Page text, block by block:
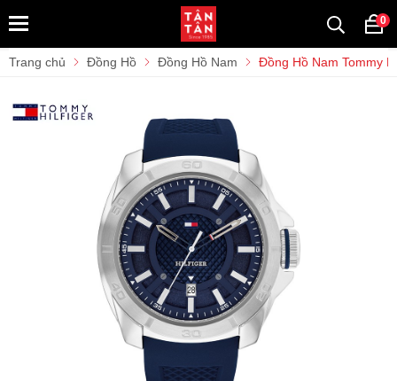
0
Trang chủ Đồng Hồ Đồng Hồ Nam Đồng Hồ Nam Tommy